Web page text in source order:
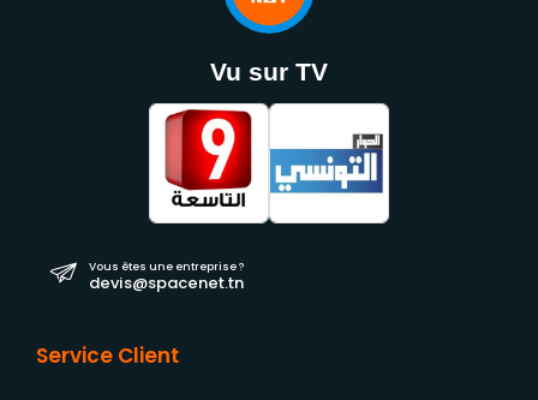
Vu sur TV
Vous êtes une entreprise ?
devis@spacenet.tn
Service Client